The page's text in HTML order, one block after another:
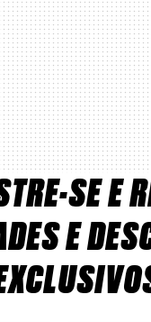
SE E
E